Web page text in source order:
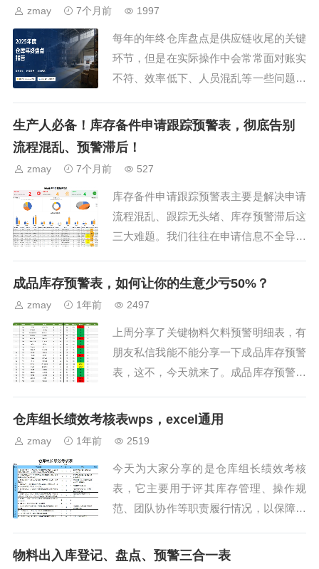
zmay 7个月前 1997
每年的年终仓库盘点是供应链收尾的关键
环节，但是在实际操作中会常常面对账实
不符、效率低下、人员混乱等一些问题！
t模板主要是针对制造业仓库痛点，拆解
从盘点前准备、现场...
生产人必备！库存备件申请跟踪预警表，彻底告别
流程混乱、预警滞后！
zmay 7个月前 527
库存备件申请跟踪预警表主要是解决申请
流程混乱、跟踪无头绪、库存预警滞后这
三大难题。我们往往在申请信息不全导致
库存低于安全值没法及时提醒，今天这个
成品库存预警表，如何让你的生意少亏50%？
zmay 1年前 2497
上周分享了关键物料欠料预警明细表，有
朋友私信我能不能分享一下成品库存预警
表，这不，今天就来了。成品库存预警表
格。比如，你有一家卖手机的店，仓库里
仓库组长绩效考核表wps，excel通用
zmay 1年前 2519
今天为大家分享的是仓库组长绩效考核
表，它主要用于评其库存管理、操作规
范、团队协作等职责履行情况，以保障仓
理1、配合服务意识：积极配合执行公司
物料出入库登记、盘点、预警三合一表